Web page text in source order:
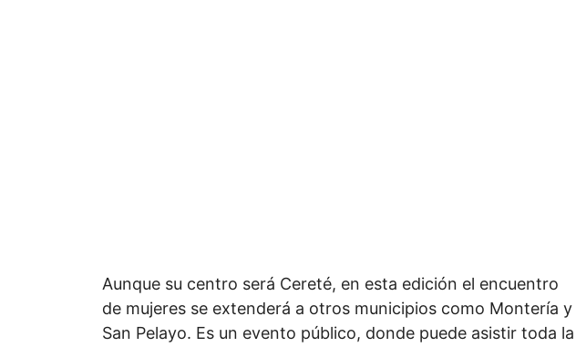
Aunque su centro será Cereté, en esta edición el encuentro
de mujeres se extenderá a otros municipios como Montería y
San Pelayo. Es un evento público, donde puede asistir toda la